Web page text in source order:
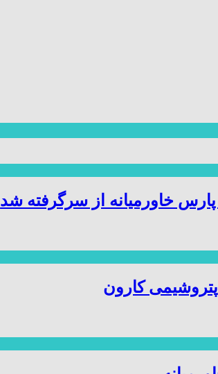
خاورمیانه از سرگرفته شد
کارون